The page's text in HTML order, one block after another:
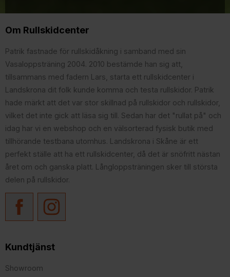
Om Rullskidcenter
Patrik fastnade för rullskidåkning i samband med sin
Vasaloppsträning 2004. 2010 bestämde han sig att,
tillsammans med fadern Lars, starta ett rullskidcenter i
Landskrona dit folk kunde komma och testa rullskidor. Patrik
hade märkt att det var stor skillnad på rullskidor och rullskidor,
vilket det inte gick att läsa sig till. Sedan har det "rullat på" och
idag har vi en webshop och en välsorterad fysisk butik med
tillhörande testbana utomhus. Landskrona i Skåne är ett
perfekt ställe att ha ett rullskidcenter, då det är snöfritt nästan
året om och ganska platt. Långloppsträningen sker till största
delen på rullskidor.
Kundtjänst
Showroom